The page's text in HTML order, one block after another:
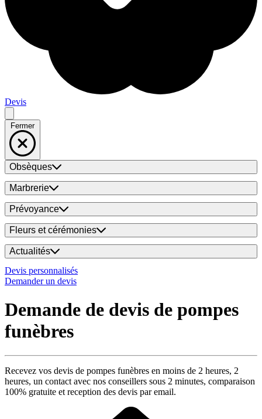
Devis
Fermer
Obsèques
Marbrerie
Prévoyance
Fleurs et cérémonies
Actualités
Devis personnalisés
Demander un devis
Demande de devis de pompes
funèbres
Recevez vos devis de pompes funèbres en moins de 2 heures, 2
heures, un contact avec nos conseillers sous 2 minutes, comparaison
100% gratuite et reception des devis par email.